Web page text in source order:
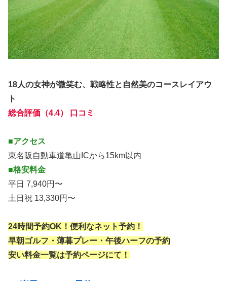
18人の女神が微笑む、戦略性と自然美のコースレイアウ
ト
総合評価（4.4） 口コミ
■アクセス
東名阪自動車道亀山ICから15km以内
■格安料金
平日 7,940円〜
土日祝 13,330円〜
24時間予約OK！便利なネット予約！
早朝ゴルフ・薄暮プレー・午後ハーフの予約
安い料金一覧は予約ページにて！